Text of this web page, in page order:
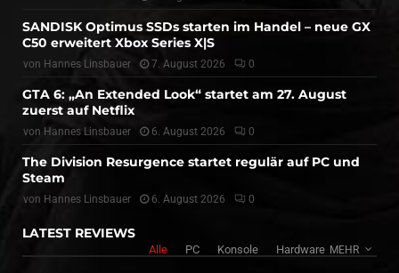
SANDISK Optimus SSDs starten im Handel – neue GX
C50 erweitert Xbox Series X|S
von Hannes Linsbauer 7. August 2026 0
GTA 6: „An Extended Look“ startet am 27. August
zuerst auf Netflix
von Hannes Linsbauer 6. August 2026 0
The Division Resurgence startet regulär auf PC und
Steam
von Hannes Linsbauer 6. August 2026 0
LATEST REVIEWS
Alle PC Konsole Hardware MEHR